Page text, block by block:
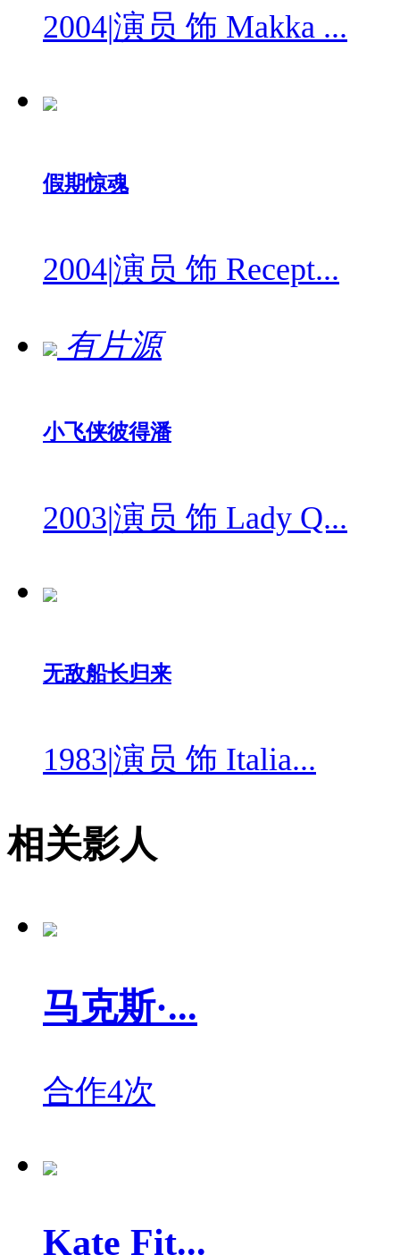
2004|演员 饰 Makka ...
假期惊魂
2004|演员 饰 Recept...
有片源
小飞侠彼得潘
2003|演员 饰 Lady Q...
无敌船长归来
1983|演员 饰 Italia...
相关影人
马克斯·...
合作4次
Kate Fit...